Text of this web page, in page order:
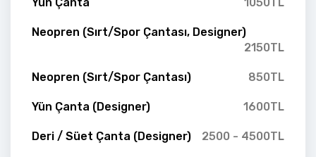
Neopren (Sırt/Spor Çantası, Designer)
2150TL
Neopren (Sırt/Spor Çantası) 850TL
Yün Çanta (Designer) 1600TL
Deri / Süet Çanta (Designer) 2500 - 4500TL